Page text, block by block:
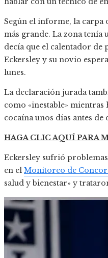
Según el informe, la carpa
más grande. La zona tenía
decía que el calentador de
Eckersley y su novio
lunes.
La declaración jurada
como «inestable»
cocaína unos días antes de
HAGA CLIC AQUÍ PARA
Eckersley sufrió
en el Monitoreo de
salud y bienestar» y